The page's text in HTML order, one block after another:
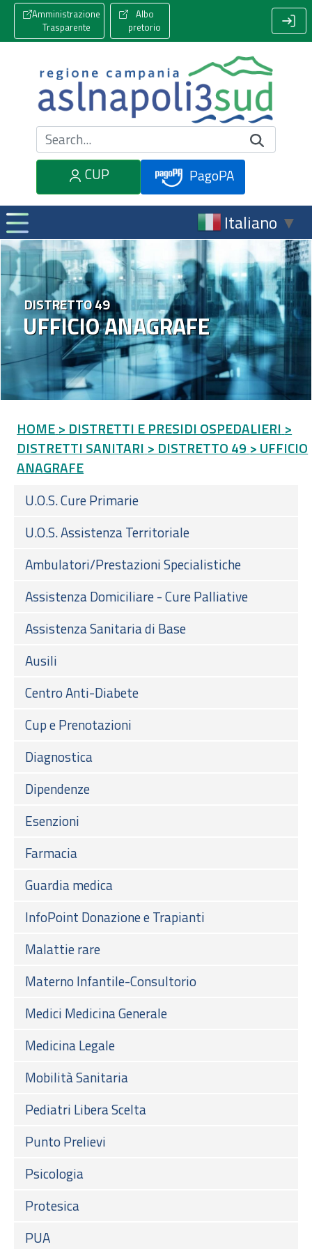
Amministrazione
Trasparente
Albo
pretorio
Cerca nel sito
CUP
PagoPA
Italiano ▼
UFFICIO ANAGRAFE
DISTRETTO 49
HOME > DISTRETTI E PRESIDI OSPEDALIERI >
DISTRETTI SANITARI > DISTRETTO 49 > UFFICIO
ANAGRAFE
U.O.S. Cure Primarie
U.O.S. Assistenza Territoriale
Ambulatori/Prestazioni Specialistiche
Assistenza Domiciliare - Cure Palliative
Assistenza Sanitaria di Base
Ausili
Centro Anti-Diabete
Cup e Prenotazioni
Diagnostica
Dipendenze
Esenzioni
Farmacia
Guardia medica
InfoPoint Donazione e Trapianti
Malattie rare
Materno Infantile-Consultorio
Medici Medicina Generale
Medicina Legale
Mobilità Sanitaria
Pediatri Libera Scelta
Punto Prelievi
Psicologia
Protesica
PUA